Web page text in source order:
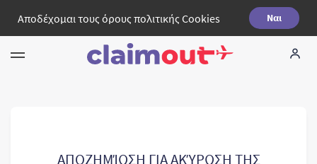
Αποδέχομαι τους όρους πολιτικήςCookies Ναι
Συχνές ερωτήσεις
ΑΠΟΖΗΜΊΩΣΗ ΓΙΑ ΑΚΎΡΩΣΗ ΤΗΣ